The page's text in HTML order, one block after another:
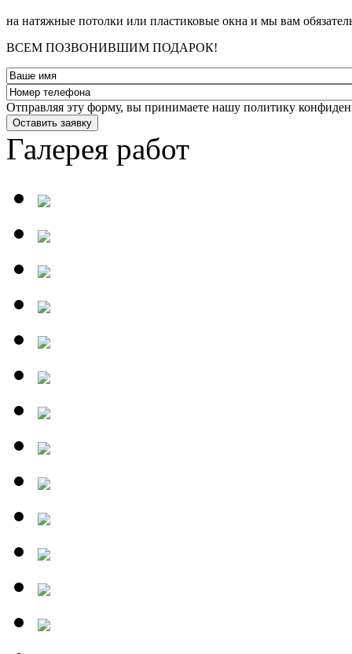
на натяжные потолки или пластиковые окна и мы вам
ВСЕМ ПОЗВОНИВШИМ ПОДАРОК!
Отправляя эту форму, вы принимаете нашу политику
Оставить заявку
Галерея работ